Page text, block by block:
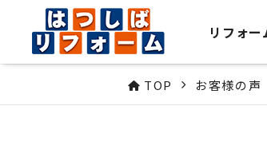
リフォー
TOP お客様の声